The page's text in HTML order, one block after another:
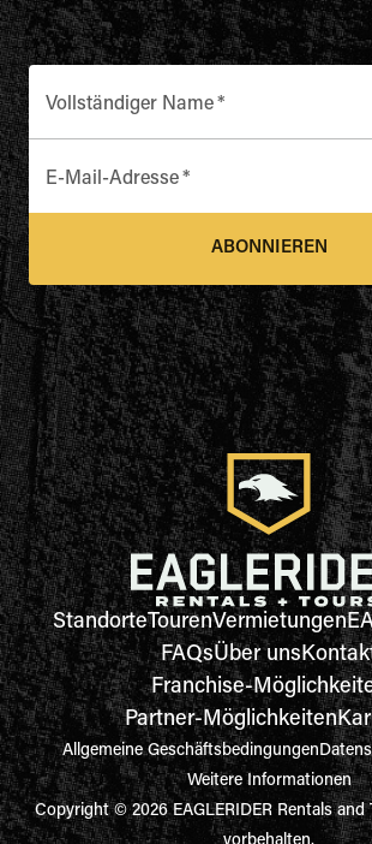
Vollständiger Name*
E-Mail-Adresse*
ABONNIEREN
StandorteTourenVermietungen
FAQsÜber uns
Franchise-
Partner-Möglichkeiten
Allgemeine Geschäftsbedingungen
Weitere Informationen
Copyright © 2026 EAGLERIDER Rentals and